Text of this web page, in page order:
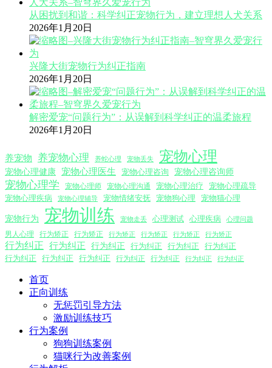
从困扰到和谐：科学纠正宠物行为，建立理想人犬关系
2026年1月20日
兴隆大街宠物行为纠正指南
2026年1月20日
解密爱宠“问题行为”：从误解到科学纠正的温柔旅程
2026年1月20日
养宠物 养宠物心理 养蛇心理 宠物丢失 宠物心理
宠物心理健康 宠物心理医生 宠物心理咨询 宠物心理咨询师
宠物心理学 宠物心理师 宠物心理沟通 宠物心理治疗
宠物心理疏导
宠物心理疾病
宠物心理辅导 宠物情绪安抚 宠物狗心理 宠物猫心理
宠物行为 宠物训练 宠物走丢 心理测试 心理疾病 心理问题
男人心理 行为矫正 行为矫正 行为矫正 行为矫正 行为矫正 行为矫正
行为纠正 行为纠正 行为纠正 行为纠正 行为纠正
行为纠正
行为纠正
行为纠正 行为纠正 行为纠正 行为纠正 行为纠正 行为纠正
首页
正向训练
无惩罚引导方法
激励训练技巧
行为案例
狗狗训练案例
猫咪行为改善案例